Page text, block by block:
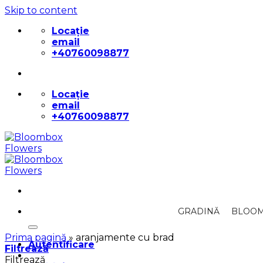
Skip to content
Locație
email
+40760098877
Locație
email
+40760098877
Autentificare
GRADINĂ
Prima pagină » aranjamente cu brad
Filtrează
Filtrează